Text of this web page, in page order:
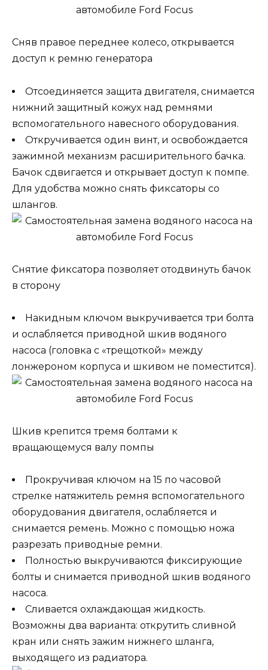
Сняв правое переднее колесо, открывается
доступ к ремню генератора
Отсоединяется защита двигателя, снимается
нижний защитный кожух над ремнями
вспомогательного навесного оборудования.
Откручивается один винт, и освобождается
зажимной механизм расширительного бачка.
Бачок сдвигается и открывает доступ к помпе.
Для удобства можно снять фиксаторы со
шлангов.
Снятие фиксатора позволяет отодвинуть бачок
в сторону
Накидным ключом выкручивается три болта
и ослабляется приводной шкив водяного
насоса (головка с «трещоткой» между
лонжероном корпуса и шкивом не поместится).
Шкив крепится тремя болтами к
вращающемуся валу помпы
Прокручивая ключом на 15 по часовой
стрелке натяжитель ремня вспомогательного
оборудования двигателя, ослабляется и
снимается ремень. Можно с помощью ножа
разрезать приводные ремни.
Полностью выкручиваются фиксирующие
болты и снимается приводной шкив водяного
насоса.
Сливается охлаждающая жидкость.
Возможны два варианта: открутить сливной
кран или снять зажим нижнего шланга,
выходящего из радиатора.